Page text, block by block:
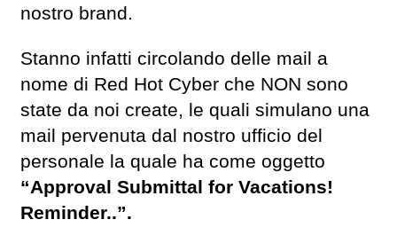
nostro brand.
Stanno infatti circolando delle mail a
nome di Red Hot Cyber che NON sono
state da noi create, le quali simulano una
mail pervenuta dal nostro ufficio del
personale la quale ha come oggetto
“Approval Submittal for Vacations!
Reminder..”.